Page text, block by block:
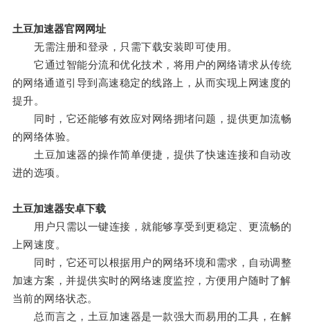
土豆加速器官网网址
无需注册和登录，只需下载安装即可使用。
它通过智能分流和优化技术，将用户的网络请求从传统
的网络通道引导到高速稳定的线路上，从而实现上网速度的
提升。
同时，它还能够有效应对网络拥堵问题，提供更加流畅
的网络体验。
土豆加速器的操作简单便捷，提供了快速连接和自动改
进的选项。
土豆加速器安卓下载
用户只需以一键连接，就能够享受到更稳定、更流畅的
上网速度。
同时，它还可以根据用户的网络环境和需求，自动调整
加速方案，并提供实时的网络速度监控，方便用户随时了解
当前的网络状态。
总而言之，土豆加速器是一款强大而易用的工具，在解